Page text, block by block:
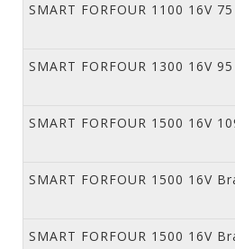
SMART FORFOUR 1100 16V
SMART FORFOUR 1300 16V
SMART FORFOUR 1500 16V
SMART FORFOUR 1500 16V
SMART FORFOUR 1500 16V